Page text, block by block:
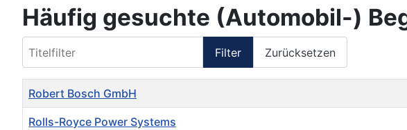
Häufig gesuchte (Automobil-)
Filter Zurücksetzen
Titel
Robert Bosch GmbH
Rolls-Royce Power Systems